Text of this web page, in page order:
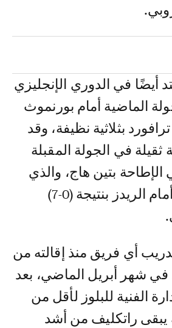
أيضًا في الدوري الإنجليزي
الماضية أمام بورنموث
بثلاثية نظيفة، وقد
في الجولة المقبلة
الإطاحة بتين هاج، والذي
سبق وأن خسر أمام الريدز بنتيجة (0-7)
أي فريق منذ إقالته من
شهر أبريل الماضي، بعد
الفنية للبلوز لأقل من
راتكليف من أشد